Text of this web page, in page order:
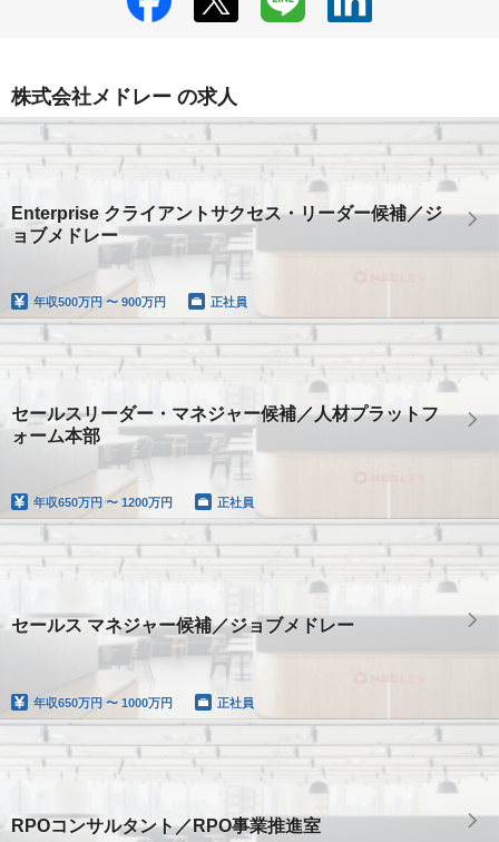
株式会社メドレー の求人
Enterprise クライアントサクセス・リーダー候補／ジ
ョブメドレー
年収500万円 〜 900万円 正社員
セールスリーダー・マネジャー候補／人材プラットフ
ォーム本部
年収650万円 〜 1200万円 正社員
セールス マネジャー候補／ジョブメドレー
年収650万円 〜 1000万円 正社員
RPOコンサルタント／RPO事業推進室